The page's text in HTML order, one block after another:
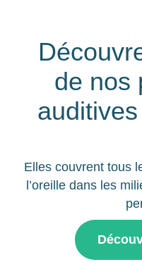
de nos
Elles couvrent tous
l’oreille dans les